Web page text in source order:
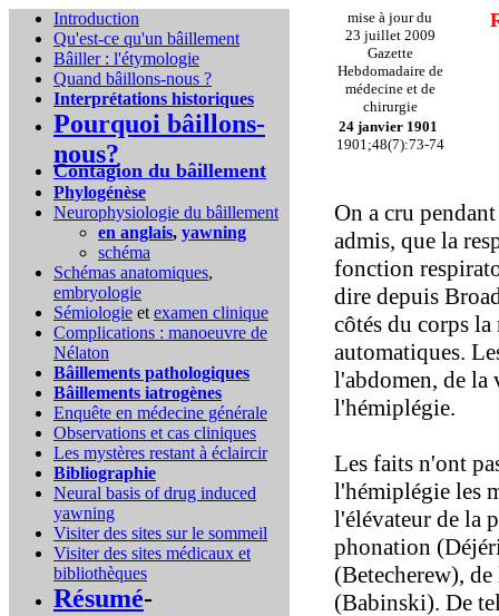
Introduction
Qu'est-ce qu'un bâillement
Bâiller : l'étymologie
Quand bâillons-nous ?
Interprétations historiques
Pourquoi bâillons-
nous?
Contagion du bâillement
Phylogénèse
Neurophysiologie du bâillement
en anglais, yawning
schéma
Schémas anatomiques,
embryologie
Sémiologie et examen clinique
Complications : manoeuvre de
Nélaton
Bâillements pathologiques
Bâillements iatrogènes
Enquête en médecine générale
Observations et cas cliniques
Les mystères restant à éclaircir
Bibliographie
Neural basis of drug induced
yawning
Visiter des sites sur le sommeil
Visiter des sites médicaux et
bibliothèques
Résumé-
mise à jour du
23 juillet 2009
Gazette
Hebdomadaire de
médecine et de
chirurgie
24 janvier 1901
1901;48(7):73-74
On a cru
admis, que la
fonction
dire depuis
côtés du corps
automatiques.
l'abdomen, de la
l'hémiplégie.
Les faits n'ont
l'hémiplégie les
l'élévateur de la
phonation
(Betecherew),
(Babinski). De